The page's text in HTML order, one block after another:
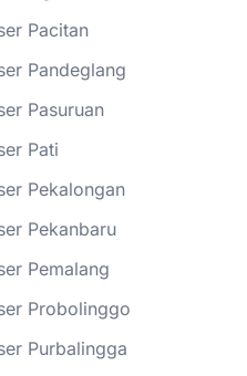
Pacitan
Pandeglang
Pasuruan
Pati
Pekalongan
Pekanbaru
Pemalang
Probolinggo
Purbalingga